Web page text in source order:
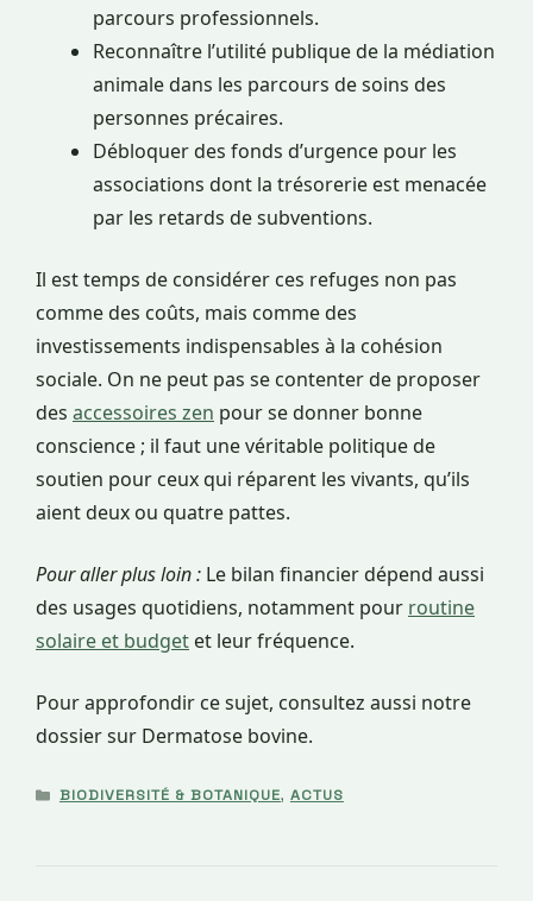
parcours professionnels.
Reconnaître l’utilité publique de la médiation
animale dans les parcours de soins des
personnes précaires.
Débloquer des fonds d’urgence pour les
associations dont la trésorerie est menacée
par les retards de subventions.
Il est temps de considérer ces refuges non pas
comme des coûts, mais comme des
investissements indispensables à la cohésion
sociale. On ne peut pas se contenter de proposer
des accessoires zen pour se donner bonne
conscience ; il faut une véritable politique de
soutien pour ceux qui réparent les vivants, qu’ils
aient deux ou quatre pattes.
Pour aller plus loin : Le bilan financier dépend aussi
des usages quotidiens, notamment pour routine
solaire et budget et leur fréquence.
Pour approfondir ce sujet, consultez aussi notre
dossier sur Dermatose bovine.
CATÉGORIES
BIODIVERSITÉ & BOTANIQUE, ACTUS